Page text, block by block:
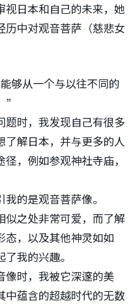
视日本和自己的未来，她
历中对观音菩萨（慈悲女
够从一个与以往不同的
”
题时，我发现自己有很多
了解日本，并与更多的人
，例如参观神社寺庙，
的是观音菩萨像。
似之处非常可爱，而了解
态，以及其他神灵如如
我的兴趣。
像时，我被它深邃的美
中蕴含的超越时代的无数